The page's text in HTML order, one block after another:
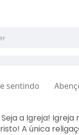
sentindo
a Igreja!
A única